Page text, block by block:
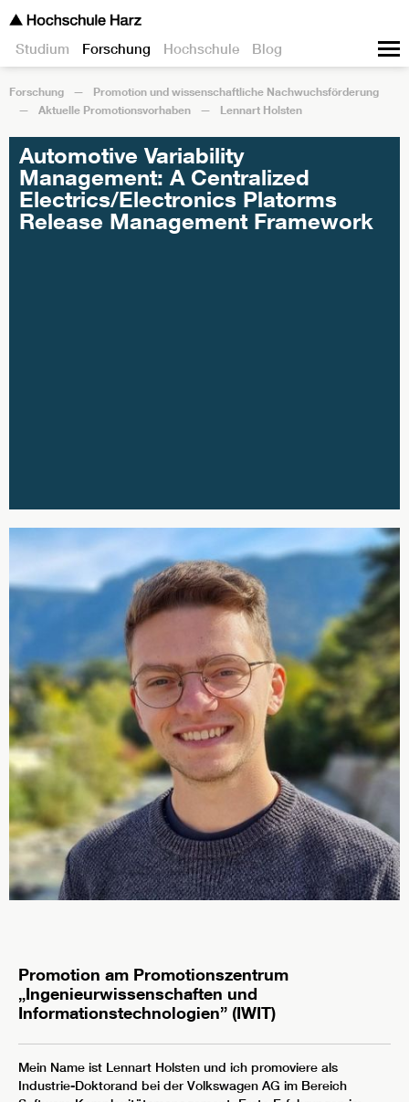
Studium Forschung Hochschule Blog
Forschung
Promotion und wissenschaftliche Nachwuchsförderung
Aktuelle Promotionsvorhaben
Lennart Holsten
Automotive Variability
Management: A Centralized
Electrics/Electronics Platorms
Release Management Framework
Promotion am Promotionszentrum
„Ingenieurwissenschaften und
Informationstechnologien” (IWIT)
Mein Name ist Lennart Holsten und ich promoviere als
Industrie-Doktorand bei der Volkswagen AG im Bereich